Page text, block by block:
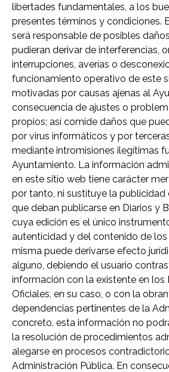
libertades fundamentales, a los
presentes términos y condiciones.
será responsable de posibles
pudieran derivar de interferencias,
interrupciones, averías o
funcionamiento operativo de este
motivadas por causas ajenas al
consecuencia de ajustes o
propios; así comide daños que
por virus informáticos y por
mediante intromisiones ilegítimas
Ayuntamiento. La información
en este sitio web tiene carácter
por tanto, ni sustituye la
que deban publicarse en Diarios y
cuya edición es el único
autenticidad y del contenido de los
misma puede derivarse efecto
alguno, debiendo el usuario
información con la existente en los
Oficiales, en su caso, o con la
dependencias pertinentes de la
concreto, esta información no
la resolución de procedimientos
alegarse en procesos
Administración Pública. En